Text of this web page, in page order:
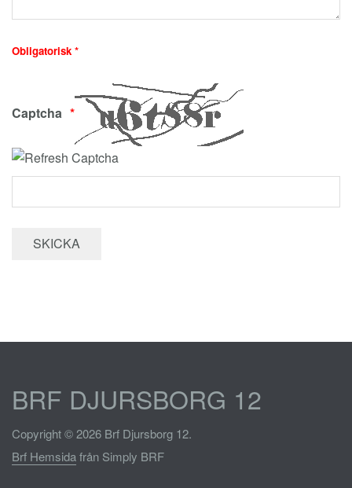
Obligatorisk *
Captcha
BRF DJURSBORG 12
Copyright © 2026 Brf Djursborg 12.
Brf Hemsidafrån Simply BRF